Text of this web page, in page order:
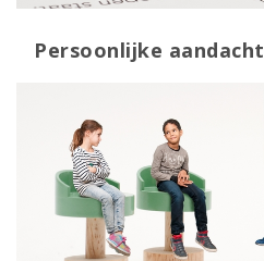
Persoonlijke aandacht